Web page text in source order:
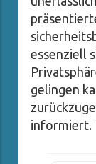
essenziell
gelingen
informiert.